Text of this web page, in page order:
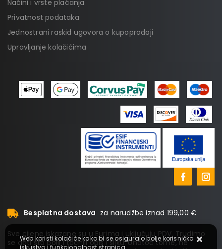
Načini i vrste plaćanja
Privatnost podataka
Jednostrani raskid ugovora o kupoprodaji
Upravljanje kolačićima
Besplatna dostava za narudžbe iznad 199,00 €
Sve cijene iskazane su u Eurima i uključuju PDV. Trudimo
se dati što bolji i točniji opis i sliku. Unatoč tome, ne
Web koristi kolačiće kako bi se osiguralo bolje korisničko
iskustvo i funkcionalnost stranica.